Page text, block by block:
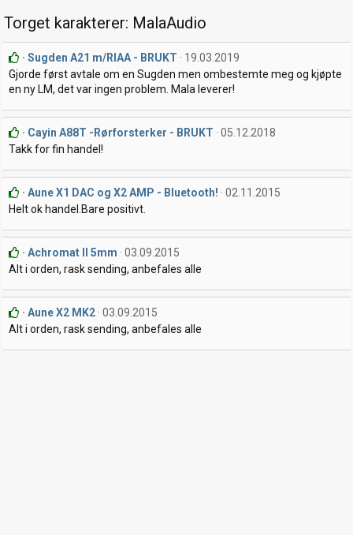
Torget karakterer: MalaAudio
Sugden A21 m/RIAA - BRUKT
19.03.2019
Gjorde først avtale om en Sugden men ombestemte meg og kjøpte
en ny LM, det var ingen problem. Mala leverer!
Cayin A88T -Rørforsterker - BRUKT
05.12.2018
Takk for fin handel!
Aune X1 DAC og X2 AMP - Bluetooth!
02.11.2015
Helt ok handel.Bare positivt.
Achromat II 5mm
03.09.2015
Alt i orden, rask sending, anbefales alle
Aune X2 MK2 03.09.2015
Alt i orden, rask sending, anbefales alle